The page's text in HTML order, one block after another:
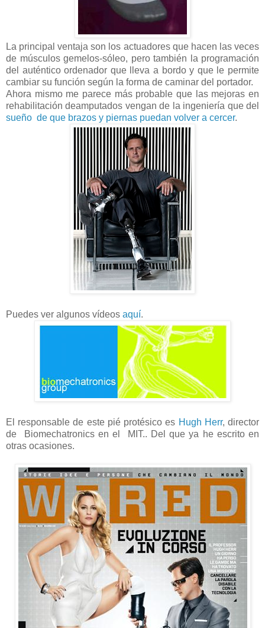
La principal ventaja son los actuadores que hacen las veces
de músculos gemelos-sóleo, pero también la programación
del auténtico ordenador que lleva a bordo y que le permite
cambiar su función según la forma de caminar del portador.
Ahora mismo me parece más probable que las mejoras en
rehabilitación deamputados vengan de la ingeniería que del
sueño de que brazos y piernas puedan volver a cercer.
Puedes ver algunos vídeos aquí.
El responsable de este pié protésico es Hugh Herr, director
de Biomechatronics en el MIT.. Del que ya he escrito en
otras ocasiones.